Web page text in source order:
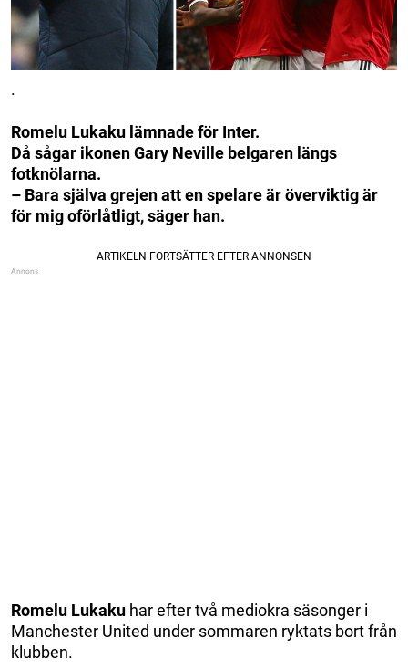
.
Romelu Lukaku lämnade för Inter.
Då sågar ikonen Gary Neville belgaren längs
fotknölarna.
– Bara själva grejen att en spelare är överviktig är
för mig oförlåtligt, säger han.
Romelu Lukaku har efter två mediokra säsonger i
Manchester United under sommaren ryktats bort från
klubben.